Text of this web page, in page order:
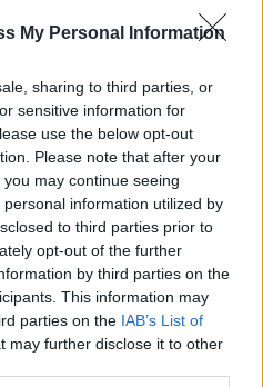
My Personal Information
sharing to third parties, or
sensitive information for
use the below opt-out
Please note that after your
may continue seeing
information utilized by
to third parties prior to
opt-out of the further
by third parties on the
This information may
parties on the IAB’s List of
may further disclose it to other
ισοζυγίου ανήλθε σε
2.951,7 εκατ. ευρώ τον
μείωση 7% (χωρίς
αύξηση κατά 292,4
τα πετρελαιοειδή
αύξηση κατά 302,5 εκατ.
αξία των εισαγωγών-